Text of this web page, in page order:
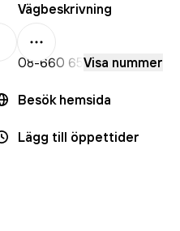
Mer
Vägbeskrivning
Växel
08-660 65 Visa nummer
Besök hemsida
Lägg till öppettider